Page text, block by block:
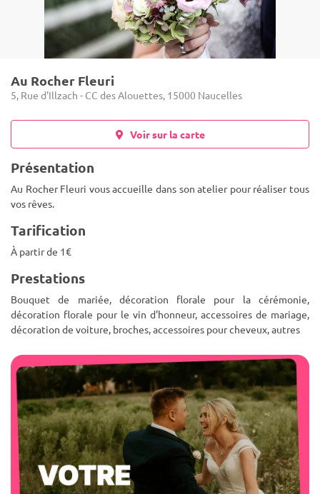
Au Rocher Fleuri
5, Rue d'Illzach - CC des Alouettes, 15000 Naucelles
Voir sur la carte
Présentation
Au Rocher Fleuri vous accueille dans son atelier pour réaliser tous
vos rêves.
Tarification
À partir de 1€
Prestations
Bouquet de mariée, décoration florale pour la cérémonie,
décoration florale pour le vin d'honneur, accessoires de mariage,
décoration de voiture, broches, accessoires pour cheveux, autres